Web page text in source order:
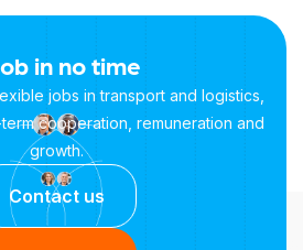
in no time
jobs in transport and logistics,
cooperation, remuneration and
growth.
Contact us